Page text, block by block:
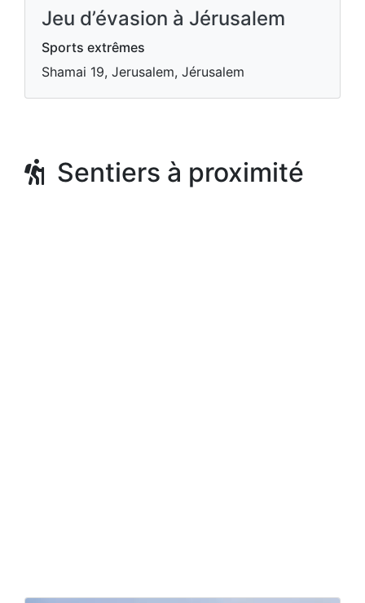
Jeu d’évasion à Jérusalem
Sports extrêmes
Shamai 19, Jerusalem, Jérusalem
Sentiers à proximité